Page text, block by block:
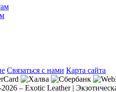
Связаться с нами Карта сайта
– Exotic Leather |